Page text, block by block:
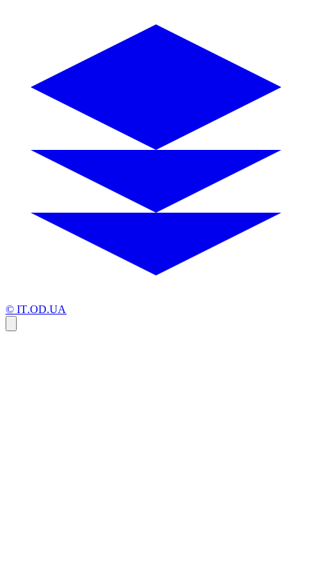
© IT.OD.UA